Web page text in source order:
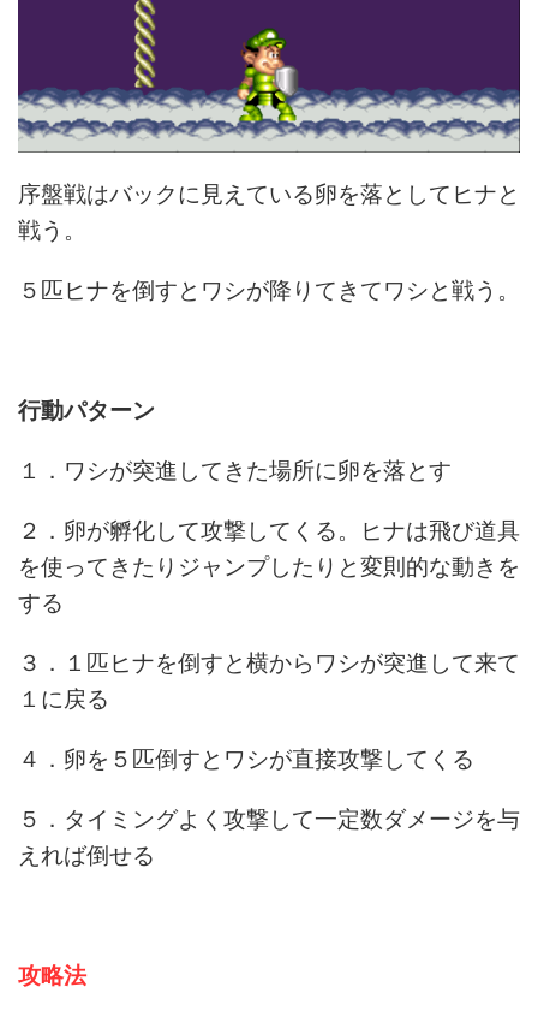
序盤戦はバックに見えている卵を落としてヒナと
戦う。
５匹ヒナを倒すとワシが降りてきてワシと戦う。
行動パターン
１．ワシが突進してきた場所に卵を落とす
２．卵が孵化して攻撃してくる。ヒナは飛び道具
を使ってきたりジャンプしたりと変則的な動きを
する
３．１匹ヒナを倒すと横からワシが突進して来て
１に戻る
４．卵を５匹倒すとワシが直接攻撃してくる
５．タイミングよく攻撃して一定数ダメージを与
えれば倒せる
攻略法